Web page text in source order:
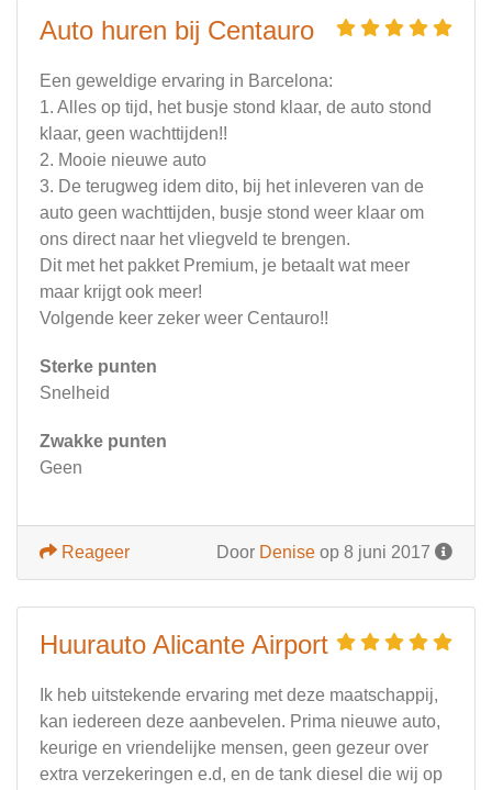
Auto huren bij Centauro
Een geweldige ervaring in Barcelona:
1. Alles op tijd, het busje stond klaar, de auto stond
klaar, geen wachttijden!!
2. Mooie nieuwe auto
3. De terugweg idem dito, bij het inleveren van de
auto geen wachttijden, busje stond weer klaar om
ons direct naar het vliegveld te brengen.
Dit met het pakket Premium, je betaalt wat meer
maar krijgt ook meer!
Volgende keer zeker weer Centauro!!
Sterke punten
Snelheid
Zwakke punten
Geen
Door Denise op 8 juni 2017
Reageer
Huurauto Alicante Airport
Ik heb uitstekende ervaring met deze maatschappij,
kan iedereen deze aanbevelen. Prima nieuwe auto,
keurige en vriendelijke mensen, geen gezeur over
extra verzekeringen e.d, en de tank diesel die wij op